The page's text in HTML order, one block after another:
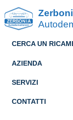
CERCA UN
AZIENDA
SERVIZI
CONTATTI